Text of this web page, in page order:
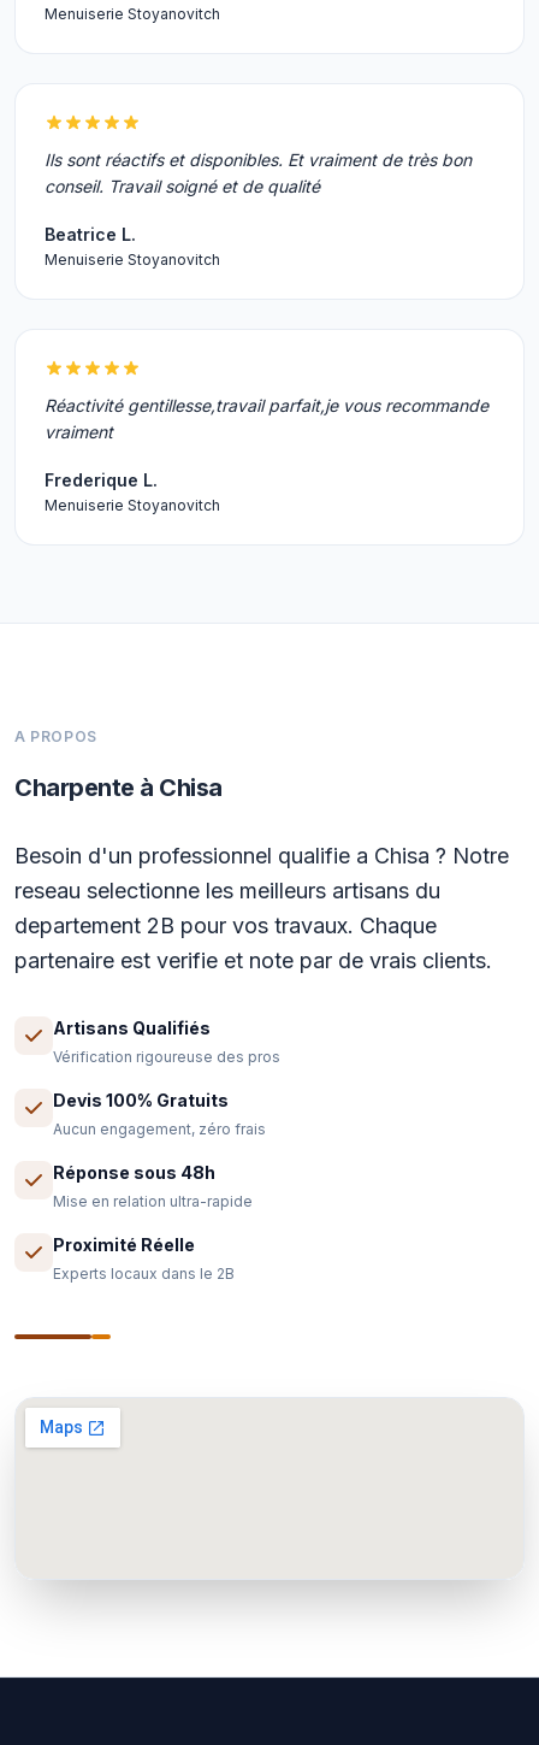
Menuiserie Stoyanovitch
Ils sont réactifs et disponibles. Et vraiment de très bon
conseil. Travail soigné et de qualité
Beatrice L.
Menuiserie Stoyanovitch
Réactivité gentillesse,travail parfait,je vous recommande
vraiment
Frederique L.
Menuiserie Stoyanovitch
A PROPOS
Charpente à Chisa
Besoin d'un professionnel qualifie a Chisa ? Notre
reseau selectionne les meilleurs artisans du
departement 2B pour vos travaux. Chaque
partenaire est verifie et note par de vrais clients.
Artisans Qualifiés
Vérification rigoureuse des pros
Devis 100% Gratuits
Aucun engagement, zéro frais
Réponse sous 48h
Mise en relation ultra-rapide
Proximité Réelle
Experts locaux dans le 2B